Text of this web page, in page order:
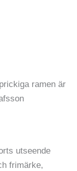
ramen är
utseende
frimärke,